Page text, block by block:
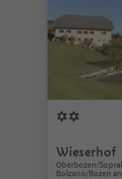
Wieserhof
Oberbozen/
Bolzano/Bozen